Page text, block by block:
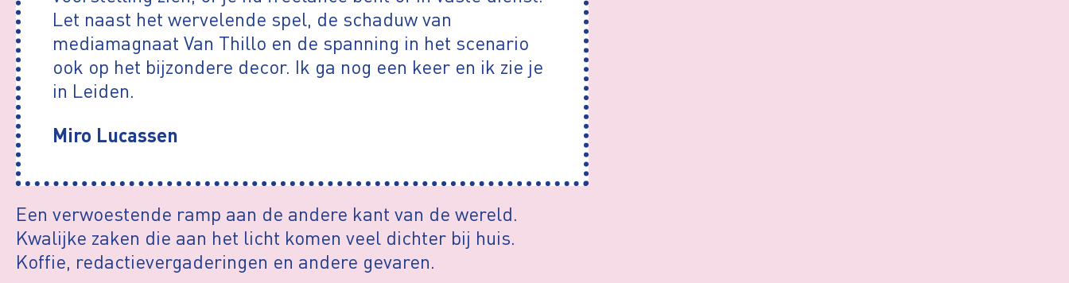
Let naast het wervelende spel, de schaduw van
mediamagnaat Van Thillo en de spanning in het scenario
ook op het bijzondere decor. Ik ga nog een keer en ik zie je
in Leiden.
Miro Lucassen
Een verwoestende ramp aan de andere kant van de wereld.
Kwalijke zaken die aan het licht komen veel dichter bij huis.
Koffie, redactievergaderingen en andere gevaren.